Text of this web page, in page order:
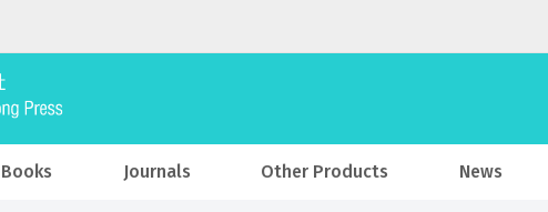
Books Journals Other Products News